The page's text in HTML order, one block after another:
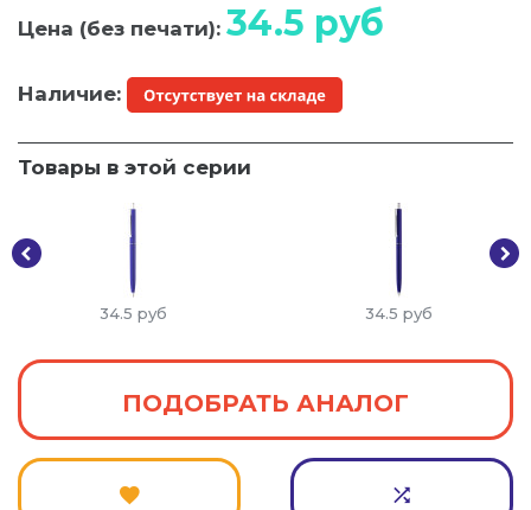
Цена (без печати): 34.5 руб
Наличие:
Товары в этой серии
34.5 руб 34.5 руб
ПОДОБРАТЬ АНАЛОГ